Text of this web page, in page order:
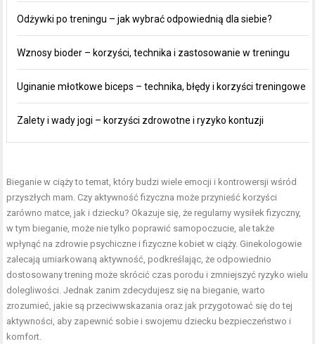
Odżywki po treningu – jak wybrać odpowiednią dla siebie?
Wznosy bioder – korzyści, technika i zastosowanie w treningu
Uginanie młotkowe biceps – technika, błędy i korzyści treningowe
Zalety i wady jogi – korzyści zdrowotne i ryzyko kontuzji
Bieganie w ciąży to temat, który budzi wiele emocji i kontrowersji wśród
przyszłych mam. Czy aktywność fizyczna może przynieść korzyści
zarówno matce, jak i dziecku? Okazuje się, że regularny wysiłek fizyczny,
w tym bieganie, może nie tylko poprawić samopoczucie, ale także
wpłynąć na zdrowie psychiczne i fizyczne kobiet w ciąży. Ginekologowie
zalecają umiarkowaną aktywność, podkreślając, że odpowiednio
dostosowany trening może skrócić czas porodu i zmniejszyć ryzyko wielu
dolegliwości. Jednak zanim zdecydujesz się na bieganie, warto
zrozumieć, jakie są przeciwwskazania oraz jak przygotować się do tej
aktywności, aby zapewnić sobie i swojemu dziecku bezpieczeństwo i
komfort.